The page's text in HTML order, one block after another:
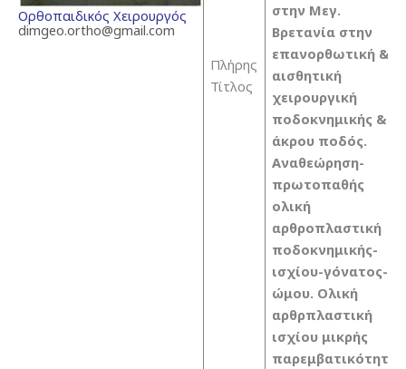
Ορθοπαιδικός Χειρουργός
dimgeo.ortho@gmail.com
Πλήρης
Τίτλος
στην Μεγ.
Βρετανία στην
επανορθωτική &
αισθητική
χειρουργική
ποδοκνημικής &
άκρου ποδός.
Αναθεώρηση-
πρωτοπαθής
ολική
αρθροπλαστική
ποδοκνημικής-
ισχίου-γόνατος-
ώμου. Ολική
αρθρπλαστική
ισχίου μικρής
παρεμβατικότητας